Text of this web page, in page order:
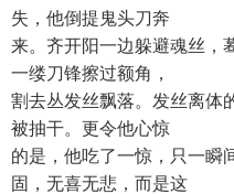
失，他倒提鬼头刀奔
来。齐开阳一边躲避魂丝，
一缕刀锋擦过额角，
割去丛发丝飘落。发丝离体
被抽干。更令他心惊
的是，他吃了一惊，只一瞬
固，无喜无悲，而是这